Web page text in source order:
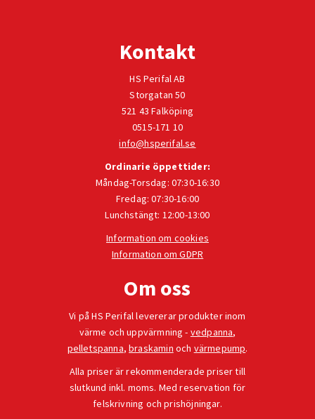
Kontakt
HS Perifal AB
Storgatan 50
521 43 Falköping
0515-171 10
info@hsperifal.se
Ordinarie öppettider:
Måndag-Torsdag: 07:30-16:30
Fredag: 07:30-16:00
Lunchstängt: 12:00-13:00
Information om cookies
Information om GDPR
Om oss
Vi på HS Perifal levererar produkter inom
värme och uppvärmning - vedpanna,
pelletspanna,braskamin och värmepump.
Alla priser är rekommenderade priser till
slutkund inkl. moms. Med reservation för
felskrivning och prishöjningar.